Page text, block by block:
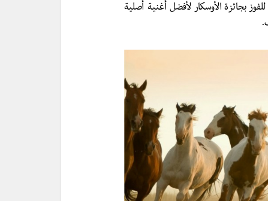
بجائزة الأوسكار لأفضل أغنية أصلية